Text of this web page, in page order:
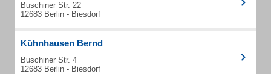
Buschiner Str. 22
12683 Berlin - Biesdorf
Kühnhausen Bernd
Buschiner Str. 4
12683 Berlin - Biesdorf